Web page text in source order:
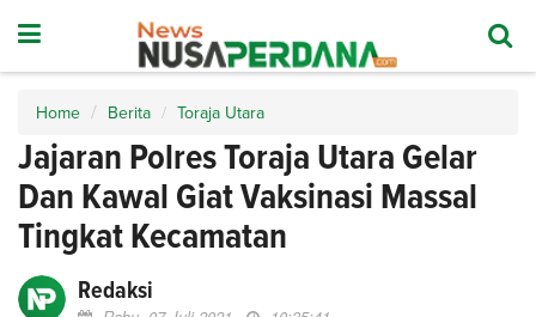
Home Berita Toraja Utara
Jajaran Polres Toraja Utara Gelar
Dan Kawal Giat Vaksinasi Massal
Tingkat Kecamatan
Redaksi